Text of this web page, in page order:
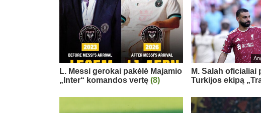
L. Messi gerokai pakėlė Majamio
„Inter“ komandos vertę (8)
M. Salah oficialiai
Turkijos ekipą